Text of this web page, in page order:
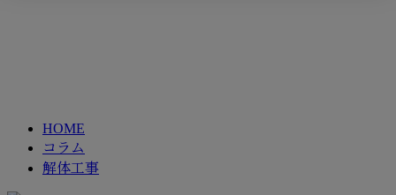
HOME
コラム
解体工事